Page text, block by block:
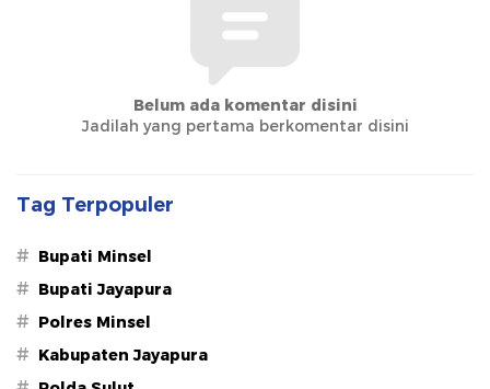
Belum ada komentar disini
Jadilah yang pertama berkomentar disini
Tag Terpopuler
# Bupati Minsel
# Bupati Jayapura
# Polres Minsel
# Kabupaten Jayapura